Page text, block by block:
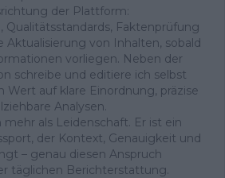
der Plattform:
Qualitätsstandards, Faktenprüfung
Aktualisierung von Inhalten, sobald
vorliegen. Neben der
schreibe und editiere ich selbst
Wert auf klare Einordnung, präzise
Analysen.
als Leidenschaft. Er ist ein
der Kontext, Genauigkeit und
– genau diesen Anspruch
täglichen Berichterstattung.